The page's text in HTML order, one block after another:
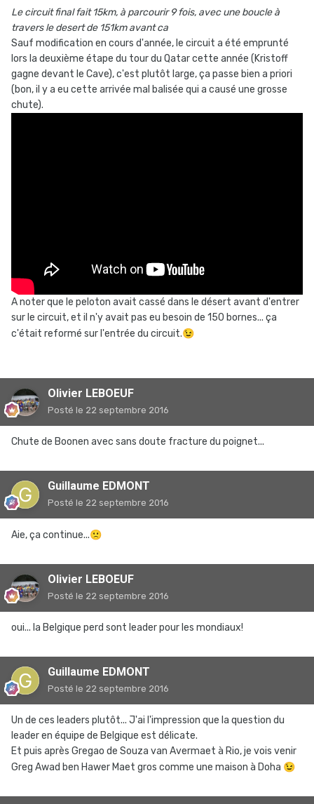
Le circuit final fait 15km, à parcourir 9 fois, avec une boucle à
travers le desert de 151km avant ca
Sauf modification en cours d'année, le circuit a été emprunté
lors la deuxième étape du tour du Qatar cette année (Kristoff
gagne devant le Cave), c'est plutôt large, ça passe bien a priori
(bon, il y a eu cette arrivée mal balisée qui a causé une grosse
chute).
A noter que le peloton avait cassé dans le désert avant d'entrer
sur le circuit, et il n'y avait pas eu besoin de 150 bornes... ça
c'était reformé sur l'entrée du circuit.😉
Olivier LEBOEUF
Posté le 22 septembre 2016
Chute de Boonen avec sans doute fracture du poignet...
Guillaume EDMONT
Posté le 22 septembre 2016
Aie, ça continue...🙁
Olivier LEBOEUF
Posté le 22 septembre 2016
oui... la Belgique perd sont leader pour les mondiaux!
Guillaume EDMONT
Posté le 22 septembre 2016
Un de ces leaders plutôt... J'ai l'impression que la question du
leader en équipe de Belgique est délicate.
Et puis après Gregao de Souza van Avermaet à Rio, je vois venir
Greg Awad ben Hawer Maet gros comme une maison à Doha 😉